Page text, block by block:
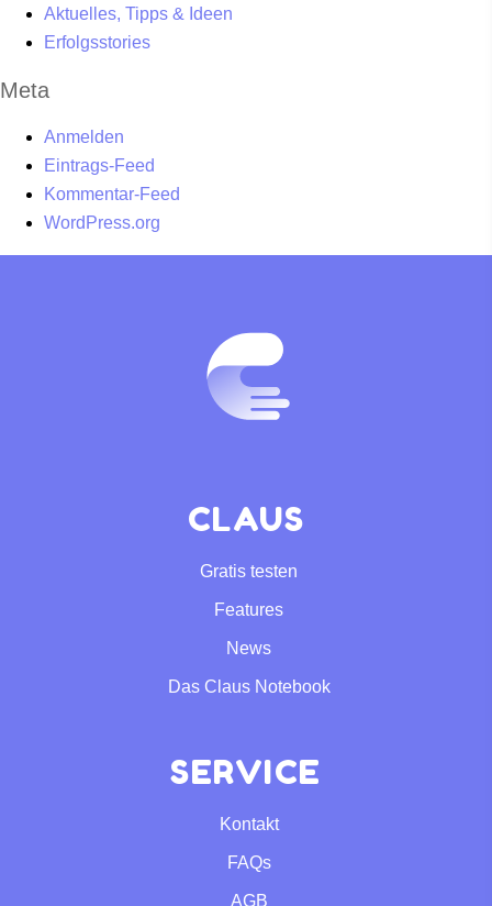
Aktuelles, Tipps & Ideen
Erfolgsstories
Meta
Anmelden
Eintrags-Feed
Kommentar-Feed
WordPress.org
CLAUS
Gratis testen
Features
News
Das Claus Notebook
SERVICE
Kontakt
FAQs
AGB